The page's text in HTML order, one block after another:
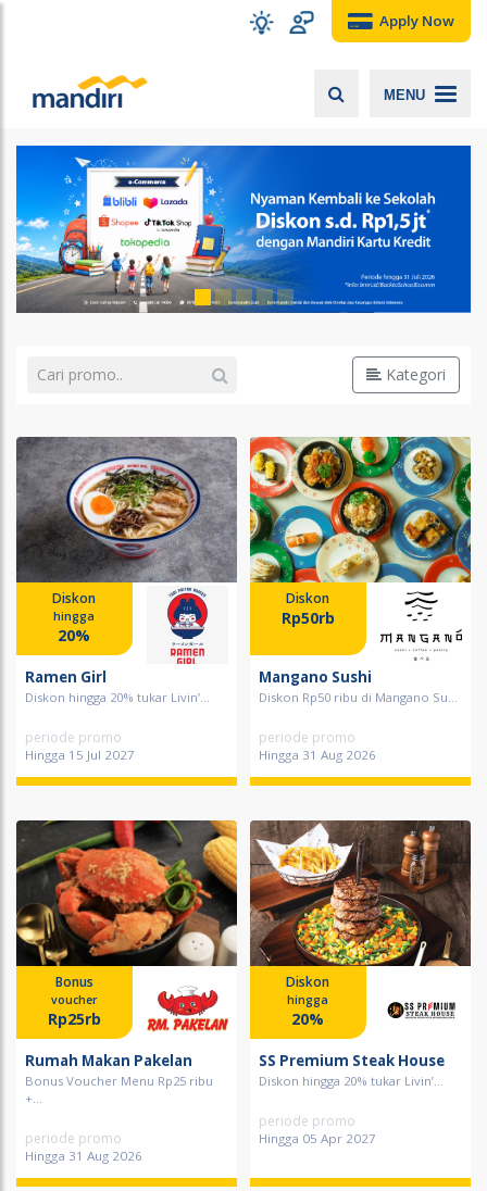
Apply Now
MENU
Kategori
Diskon
hingga
20%
Ramen Girl
Diskon hingga 20% tukar Livin’...
periode promo
Hingga 15 Jul 2027
Diskon
Rp50rb
Mangano Sushi
Diskon Rp50 ribu di Mangano Su...
periode promo
Hingga 31 Aug 2026
Bonus
voucher
Rp25rb
Rumah Makan Pakelan
Bonus Voucher Menu Rp25 ribu
+...
periode promo
Hingga 31 Aug 2026
Diskon
hingga
20%
SS Premium Steak House
Diskon hingga 20% tukar Livin’...
periode promo
Hingga 05 Apr 2027